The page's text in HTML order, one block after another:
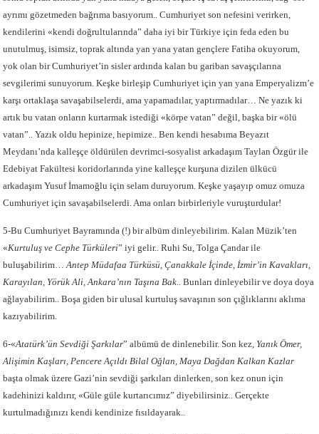
ayrımı gözetmeden bağrıma basıyorum.. Cumhuriyet son nefesini verirken,
kendilerini «kendi doğrultularında” daha iyi bir Türkiye için feda eden bu
unutulmuş, isimsiz, toprak altında yan yana yatan gençlere Fatiha okuyorum,
yok olan bir Cumhuriyet’in sisler ardında kalan bu gariban savaşçılarına
sevgilerimi sunuyorum. Keşke birleşip Cumhuriyet için yan yana Emperyalizm’e
karşı ortaklaşa savaşabilselerdi, ama yapamadılar, yaptırmadılar… Ne yazık ki
artık bu vatan onların kurtarmak istediği «körpe vatan” değil, başka bir «ölü
vatan”.. Yazık oldu hepinize, hepimize.. Ben kendi hesabıma Beyazıt
Meydanı’nda kalleşçe öldürülen devrimci-sosyalist arkadaşım Taylan Özgür ile
Edebiyat Fakültesi koridorlarında yine kalleşçe kurşuna dizilen ülkücü
arkadaşım Yusuf İmamoğlu için selam duruyorum. Keşke yaşayıp omuz omuza
Cumhuriyet için savaşabilselerdi. Ama onları birbirleriyle vuruşturdular!
5-Bu Cumhuriyet Bayramında (!) bir albüm dinleyebilirim. Kalan Müzik’ten
«Kurtuluş ve Cephe Türküleri” iyi gelir.. Ruhi Su, Tolga Çandar ile
buluşabilirim…Antep Müdafaa Türküsü, Çanakkale İçinde, İzmir’in Kavakları,
Karayılan, Yörük Ali, Ankara’nın Taşına Bak.. Bunları dinleyebilir ve doya doya
ağlayabilirim.. Boşa giden bir ulusal kurtuluş savaşının son çığlıklarını aklıma
kazıyabilirim.
6-«Atatürk’ün Sevdiği Şarkılar” albümü de dinlenebilir. Son kez, Yanık Ömer,
Alişimin Kaşları, Pencere Açıldı Bilal Oğlan, Maya Dağdan Kalkan Kazlar
başta olmak üzere Gazi’nin sevdiği şarkıları dinlerken, son kez onun için
kadehinizi kaldırır, «Güle güle kurtarıcımız” diyebilirsiniz.. Gerçekte
kurtulmadığınızı kendi kendinize fısıldayarak..